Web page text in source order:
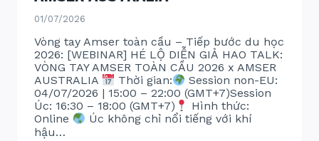
01/07/2026
Vòng tay Amser toàn cầu – Tiếp bước du học
2026: [WEBINAR] HÉ LỘ DIỄN GIẢ HAO TALK:
VÒNG TAY AMSER TOÀN CẦU 2026 x AMSER
AUSTRALIA
Thời gian:
Session non-EU:
04/07/2026 | 15:00 – 22:00 (GMT+7)Session
Úc: 16:30 – 18:00 (GMT+7)
Hình thức:
Online
Úc không chỉ nổi tiếng với khí
hậu…